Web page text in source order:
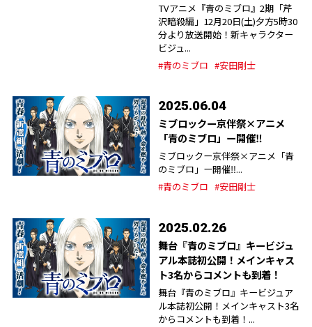
TVアニメ『青のミブロ』2期「芹
沢暗殺編」12月20日(土)夕方5時30
分より放送開始！新キャラクター
ビジュ...
#青のミブロ #安田剛士
2025.06.04
ミブロックー京伴祭×アニメ
「青のミブロ」ー開催‼︎
ミブロックー京伴祭×アニメ「青
のミブロ」ー開催‼︎...
#青のミブロ #安田剛士
2025.02.26
舞台『青のミブロ』キービジュ
アル本誌初公開！メインキャス
ト3名からコメントも到着！
舞台『青のミブロ』キービジュア
ル本誌初公開！メインキャスト3名
からコメントも到着！...